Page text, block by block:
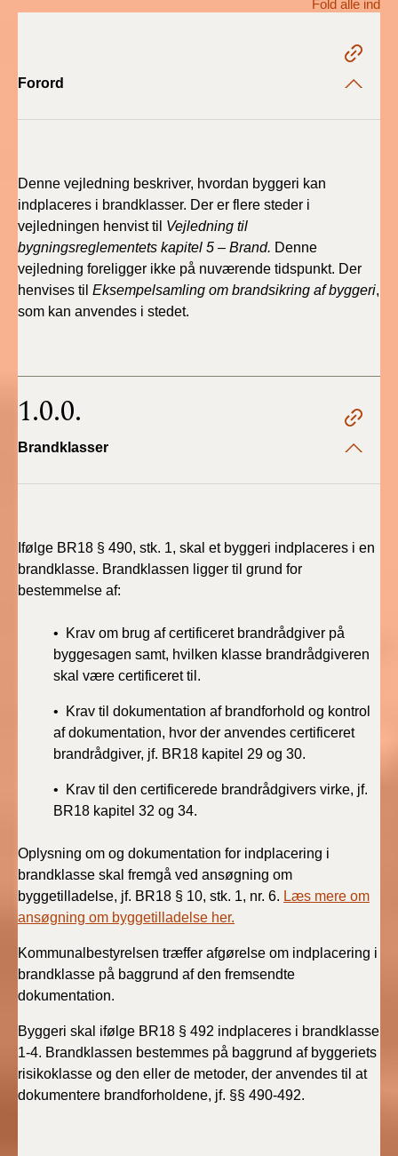
BR18 (29/6 - 31/12
BR18 (1/1-29/6
2021)
BR18 (1/7-31/12
2020)
BR18 (10/3-30/6
2020)
BR18 (4/7-31/12
2018)
BR15 (2015-2018)
2010)
Fold alle ind
Forord
Denne vejledning beskriver, hvordan byggeri kan
indplaceres i brandklasser. Der er flere steder i
vejledningen henvist til Vejledning til
bygningsreglementets kapitel 5 – Brand. Denne
vejledning foreligger ikke på nuværende tidspunkt. Der
henvises til Eksempelsamling om brandsikring af byggeri,
som kan anvendes i stedet.
1.0.0.
Brandklasser
Ifølge BR18 § 490, stk. 1, skal et byggeri indplaceres i en
brandklasse. Brandklassen ligger til grund for
bestemmelse af:
• Krav om brug af certificeret brandrådgiver på
byggesagen samt, hvilken klasse brandrådgiveren
skal være certificeret til.
• Krav til dokumentation af brandforhold og kontrol
af dokumentation, hvor der anvendes certificeret
brandrådgiver, jf. BR18 kapitel 29 og 30.
• Krav til den certificerede brandrådgivers virke, jf.
BR18 kapitel 32 og 34.
Oplysning om og dokumentation for indplacering i
brandklasse skal fremgå ved ansøgning om
byggetilladelse, jf. BR18 § 10, stk. 1, nr. 6. Læs mere om
ansøgning om byggetilladelse her.
Kommunalbestyrelsen træffer afgørelse om indplacering i
brandklasse på baggrund af den fremsendte
dokumentation.
Byggeri skal ifølge BR18 § 492 indplaceres i brandklasse
1-4. Brandklassen bestemmes på baggrund af byggeriets
risikoklasse og den eller de metoder, der anvendes til at
dokumentere brandforholdene, jf. §§ 490-492.